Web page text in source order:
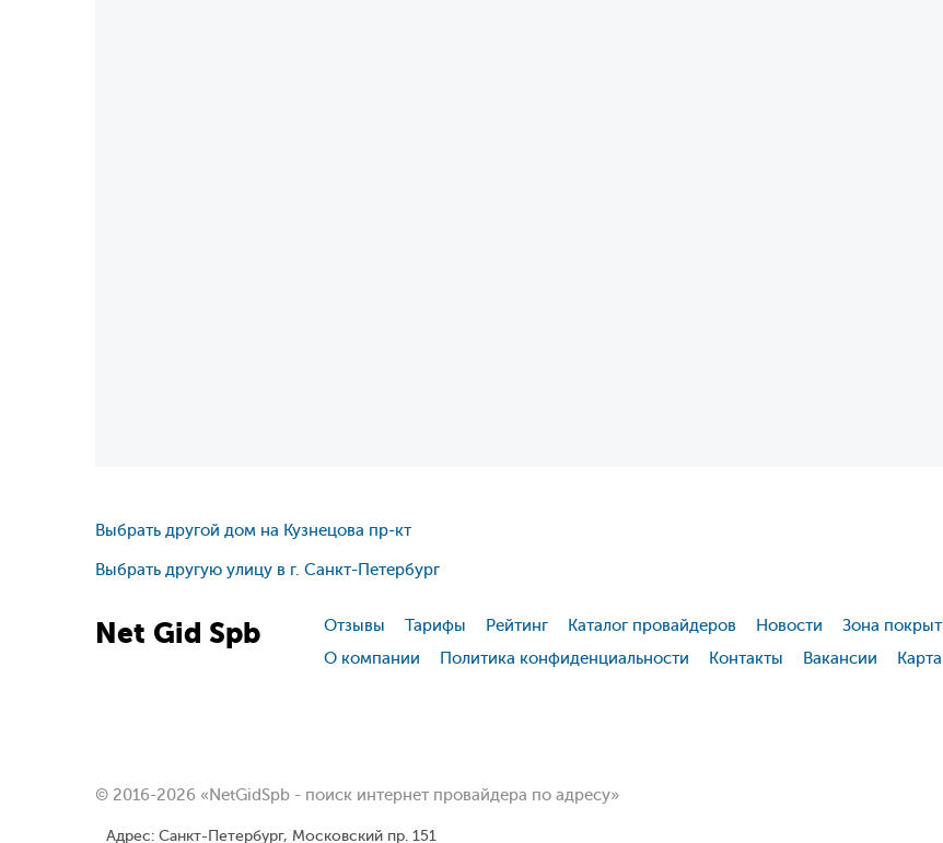
Выбрать другой дом на Кузнецова пр-кт
Выбрать другую улицу в г. Санкт-Петербург
Net Gid Spb Отзывы Тарифы Рейтинг Каталог провайдеров Новости
Зона
О компании
Политика конфиденциальности Контакты Вакансии
© 2016-2026 «NetGidSpb - поиск интернет провайдера по адресу»
Адрес: Санкт-Петербург, Московский пр. 151